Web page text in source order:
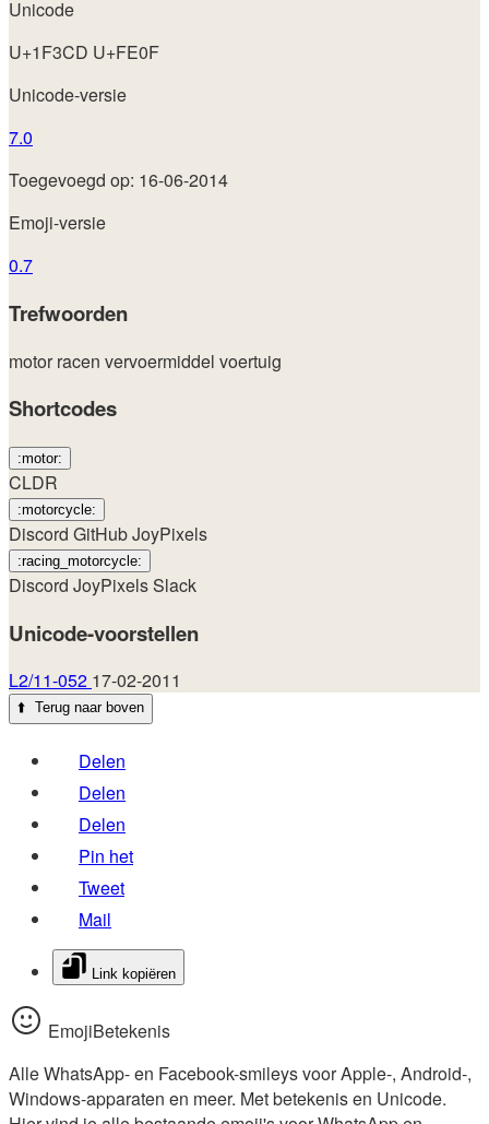
Unicode
U+1F3CD U+FE0F
Unicode-versie
7.0
Toegevoegd op: 16-06-2014
Emoji-versie
0.7
Trefwoorden
motor racen vervoermiddel voertuig
Shortcodes
:motor:
CLDR
:motorcycle:
Discord GitHubJoyPixels
:racing_motorcycle:
Discord JoyPixelsSlack
Unicode-voorstellen
L2/11-052 17-02-2011
⬆️ Terug naar boven
Delen
Delen
Delen
Pin het
Tweet
Mail
Link kopiëren
EmojiBetekenis
Alle WhatsApp- en Facebook-smileys voor Apple-, Android-,
Windows-apparaten en meer. Met betekenis en Unicode.